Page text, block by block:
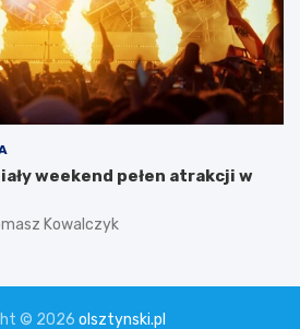
weekend pełen atrakcji w
Kowalczyk
© 2026 olsztynski.pl